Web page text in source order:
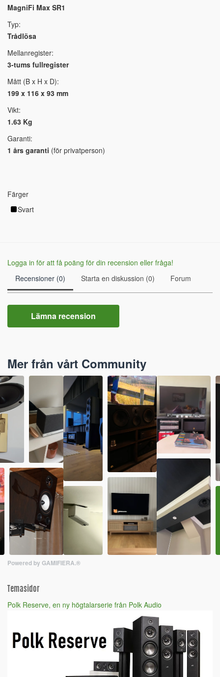
MagniFi Max SR1
Typ:
Trådlösa
Mellanregister:
3-tums fullregister
Mått (B x H x D):
199 x 116 x 93 mm
Vikt:
1.63 Kg
Garanti:
1 års garanti (för privatperson)
Färger
Svart
Logga in för att få poäng för din recension eller fråga!
Recensioner (0)
Starta en diskussion (0) Forum
Lämna recension
Mer från vårt Community
Powered by GAMIFIERA.®
Temasidor
Polk Reserve, en ny högtalarserie från Polk Audio